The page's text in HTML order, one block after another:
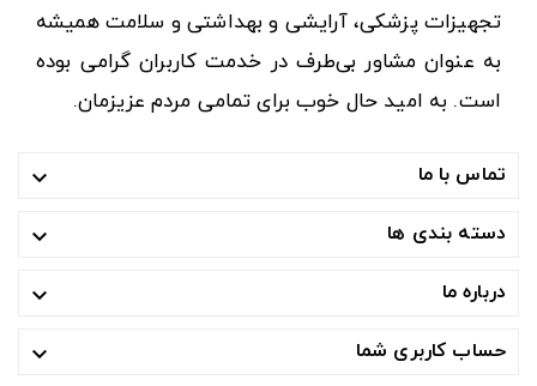
تجهیزات پزشکی، آرایشی و بهداشتی و سلامت همیشه
به عنوان مشاور بی‌طرف در خدمت کاربران گرامی بوده
است. به امید حال خوب برای تمامی مردم عزیزمان.
تماس با ما 
دسته بندی ها 
درباره ما 
حساب کاربری شما 